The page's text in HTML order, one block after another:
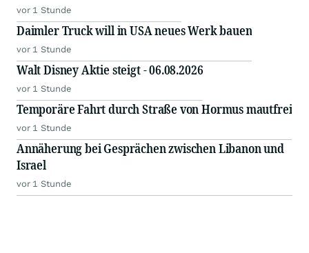
vor 1 Stunde
Daimler Truck will in USA neues Werk bauen
vor 1 Stunde
Walt Disney Aktie steigt - 06.08.2026
vor 1 Stunde
Temporäre Fahrt durch Straße von Hormus mautfrei
vor 1 Stunde
Annäherung bei Gesprächen zwischen Libanon und
Israel
vor 1 Stunde